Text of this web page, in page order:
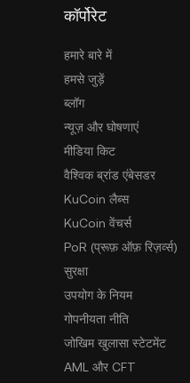
कॉर्पोरेट
हमारे बारे में
हमसे जुड़ें
ब्लॉग
न्यूज़ और घोषणाएं
मीडिया किट
वैश्विक ब्रांड एंबेसडर
KuCoin लैब्स
KuCoin वेंचर्स
PoR (प्रूफ़ ऑफ़ रिज़र्व्स)
सुरक्षा
उपयोग के नियम
गोपनीयता नीति
जोखिम खुलासा स्टेटमेंट
AML और CFT